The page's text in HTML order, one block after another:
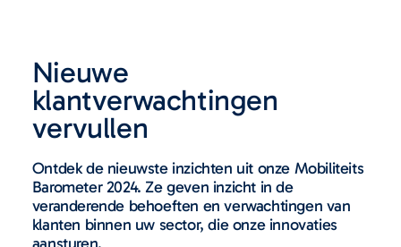
Nieuwe
klantverwachtingen
vervullen
Ontdek de nieuwste inzichten uit onze Mobiliteits
Barometer 2024. Ze geven inzicht in de
veranderende behoeften en verwachtingen van
klanten binnen uw sector, die onze innovaties